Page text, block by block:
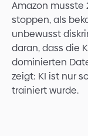
Amazon musste
stoppen, als
unbewusst
daran, dass die
dominierten
zeigt: KI ist nur
trainiert wurde.